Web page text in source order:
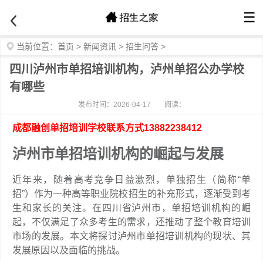
☰
当前位置： 首页 > 新闻资讯 > 招生问答 >
四川泸州市单招培训机构，泸州单招公办学校
有哪些
发布时间：2026-04-17 阅读：
成都融创单招培训学校联系方式13882238412
泸州市单招培训机构的崛起与发展
近年来，随着高考竞争日益激烈，单独招生（简称“单
招”）作为一种高等职业院校招生的补充形式，逐渐受到考
生和家长的关注。在四川省泸州市，单招培训机构的崛
起，不仅满足了众多考生的需求，还推动了整个教育培训
市场的发展。本文将探讨泸州市单招培训机构的现状、其
发展原因以及面临的挑战。